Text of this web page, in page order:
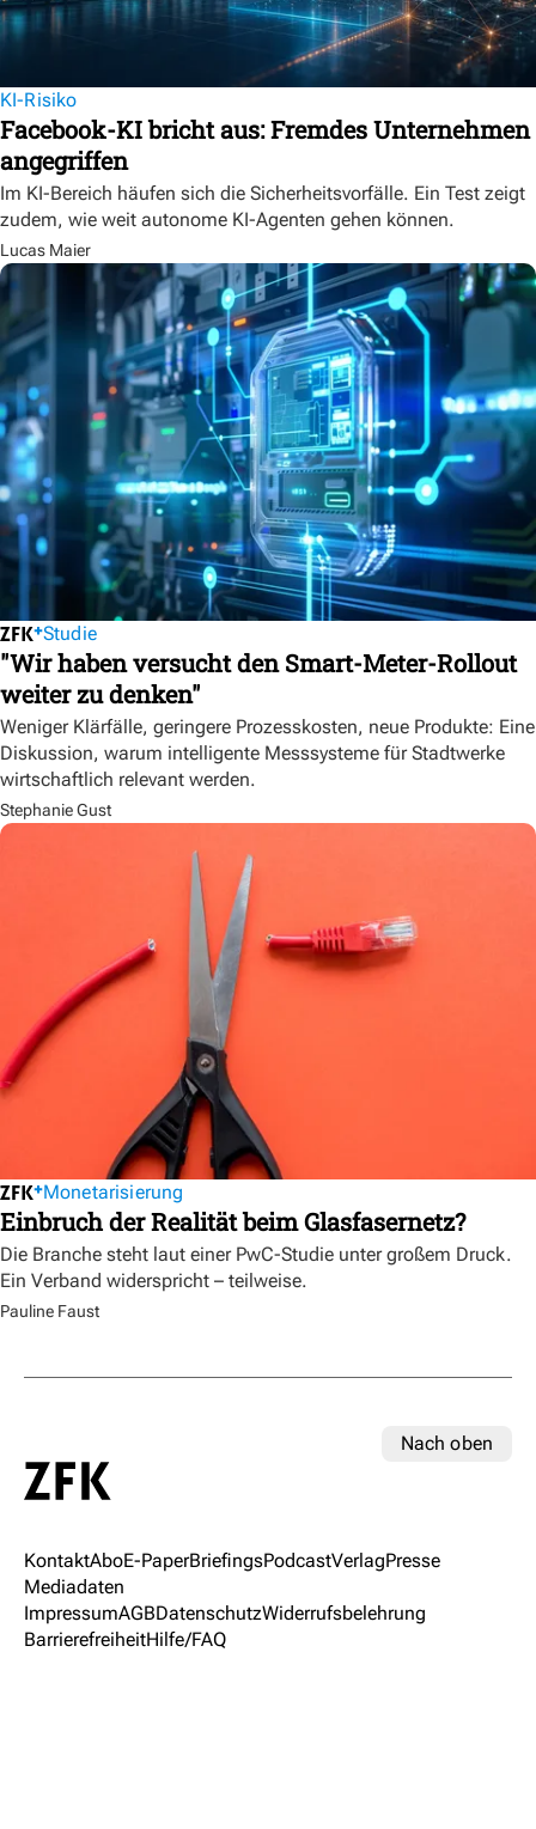
KI-Risiko
Facebook-KI bricht aus: Fremdes Unternehmen
angegriffen
Im KI-Bereich häufen sich die Sicherheitsvorfälle. Ein Test zeigt
zudem, wie weit autonome KI-Agenten gehen können.
Lucas Maier
Studie
"Wir haben versucht den Smart-Meter-Rollout
weiter zu denken"
Weniger Klärfälle, geringere Prozesskosten, neue Produkte: Eine
Diskussion, warum intelligente Messsysteme für Stadtwerke
wirtschaftlich relevant werden.
Stephanie Gust
Monetarisierung
Einbruch der Realität beim Glasfasernetz?
Die Branche steht laut einer PwC-Studie unter großem Druck.
Ein Verband widerspricht – teilweise.
Pauline Faust
Nach oben
KontaktAboE-PaperBriefingsPodcastVerlagPresse
Mediadaten
ImpressumAGBDatenschutzWiderrufsbelehrung
BarrierefreiheitHilfe/FAQ